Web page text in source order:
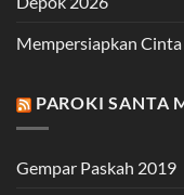
Mempersiapkan
PAROKI SANTA
Gempar Paskah 2019